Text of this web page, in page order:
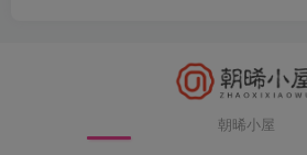
朝晞小屋